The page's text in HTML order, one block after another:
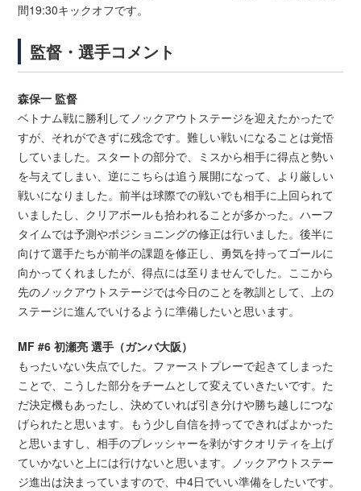
間19:30キックオフです。
監督・選手コメント
森保一 監督
ベトナム戦に勝利してノックアウトステージを迎えたかったで
すが、それができずに残念です。難しい戦いになることは覚悟
していました。スタートの部分で、ミスから相手に得点と勢い
を与えてしまい、逆にこちらは追う展開になって、より厳しい
戦いになりました。前半は球際での戦いでも相手に上回られて
いましたし、クリアボールも拾われることが多かった。ハーフ
タイムでは予測やポジショニングの修正は行いました。後半に
向けて選手たちが前半の課題を修正し、勇気を持ってゴールに
向かってくれましたが、得点には至りませんでした。ここから
先のノックアウトステージでは今日のことを教訓として、上の
ステージに進んでいけるように準備したいと思います。
MF #6 初瀬亮 選手（ガンバ大阪）
もったいない失点でした。ファーストプレーで起きてしまった
ことで、こうした部分をチームとして変えていきたいです。た
だ決定機もあったし、決めていれば引き分けや勝ち越しにつな
げられたと思います。もう少し自信を持ってできればよかった
と思いますし、相手のプレッシャーを剥がすクオリティを上げ
ていかないと上には行けないと思います。ノックアウトステー
ジ進出は決まっていますので、中4日でいい準備をしたいです。